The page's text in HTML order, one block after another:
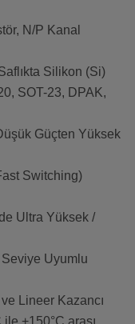
N/P Kanal
Silikon (Si)
SOT-23, DPAK,
Güçten Yüksek
Switching)
Ultra Yüksek /
Seviye Uyumlu
Lineer Kazancı
ile +150°C arası